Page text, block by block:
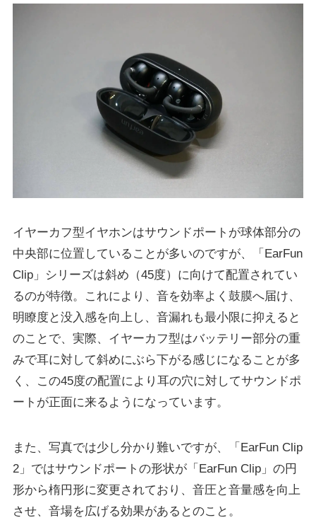
イヤーカフ型イヤホンはサウンドポートが球体部分の
中央部に位置していることが多いのですが、「EarFun
Clip」シリーズは斜め（45度）に向けて配置されてい
るのが特徴。これにより、音を効率よく鼓膜へ届け、
明瞭度と没入感を向上し、音漏れも最小限に抑えると
のことで、実際、イヤーカフ型はバッテリー部分の重
みで耳に対して斜めにぶら下がる感じになることが多
く、この45度の配置により耳の穴に対してサウンドポ
ートが正面に来るようになっています。
また、写真では少し分かり難いですが、「EarFun Clip
2」ではサウンドポートの形状が「EarFun Clip」の円
形から楕円形に変更されており、音圧と音量感を向上
させ、音場を広げる効果があるとのこと。